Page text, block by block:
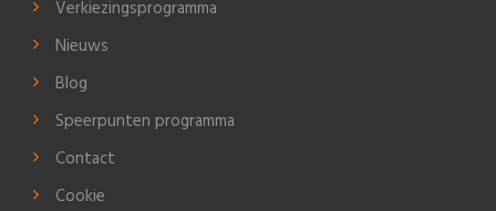
Verkiezingsprogramma
Nieuws
Blog
Speerpunten programma
Contact
Cookie